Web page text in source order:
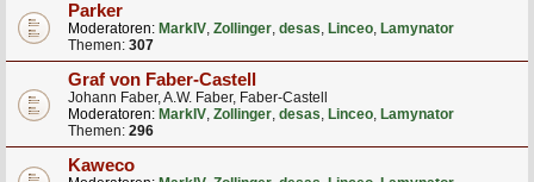
Parker
Moderatoren: MarkIV, Zollinger, desas, Linceo, Lamynator
Themen: 307
Graf von Faber-Castell
Johann Faber, A.W. Faber, Faber-Castell
Moderatoren: MarkIV, Zollinger, desas, Linceo, Lamynator
Themen: 296
Kaweco